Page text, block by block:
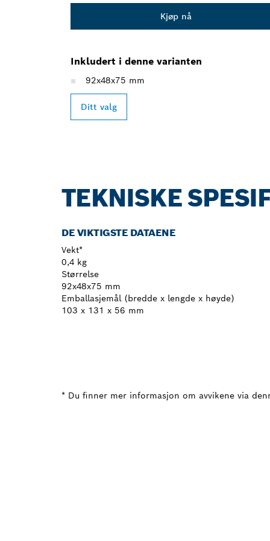
Kjøp nå
Inkludert i denne varianten
92x48x75 mm
Ditt valg
TEKNISKE
DE VIKTIGSTE DATAENE
Vekt*
0,4 kg
Størrelse
92x48x75 mm
Emballasjemål (bredde x lengde x høyde)
103 x 131 x 56 mm
* Du finner mer informasjon om avvikene via